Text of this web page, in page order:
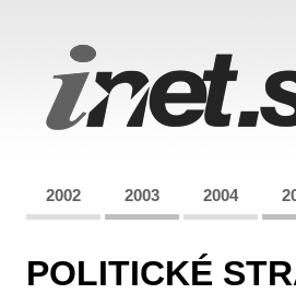
2002 2003 2004
POLITICKÉ